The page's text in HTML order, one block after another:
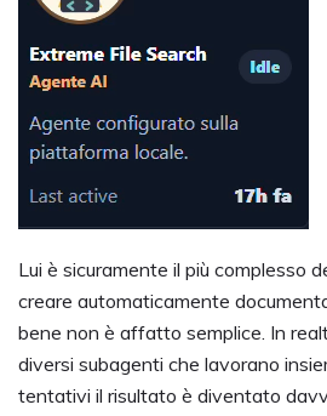
Lui è sicuramente il più complesso
creare automaticamente
bene non è affatto semplice. In
diversi subagenti che lavorano
tentativi il risultato è diventato